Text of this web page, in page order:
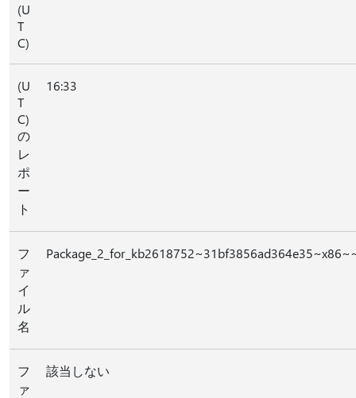
(U
T
C)
(U
T
C)
の
レ
ポ
ー
ト
16:33
フ
ァ
イ
ル
名
フ
ァ
該当しない